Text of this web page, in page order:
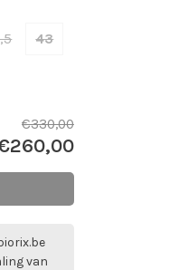
43
€330,00
van